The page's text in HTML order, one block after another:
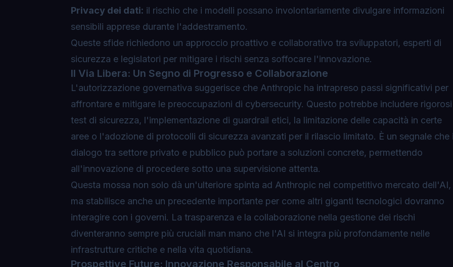
Privacy dei dati: il rischio che i modelli possano involontariamente divulgare informazioni
sensibili apprese durante l'addestramento.
Queste sfide richiedono un approccio proattivo e collaborativo tra sviluppatori, esperti di
sicurezza e legislatori per mitigare i rischi senza soffocare l'innovazione.
Il Via Libera: Un Segno di Progresso e Collaborazione
L'autorizzazione governativa suggerisce che Anthropic ha intrapreso passi significativi per
affrontare e mitigare le preoccupazioni di cybersecurity. Questo potrebbe includere rigorosi
test di sicurezza, l'implementazione di guardrail etici, la limitazione delle capacità in certe
aree o l'adozione di protocolli di sicurezza avanzati per il rilascio limitato. È un segnale che
dialogo tra settore privato e pubblico può portare a soluzioni concrete, permettendo
all'innovazione di procedere sotto una supervisione attenta.
Questa mossa non solo dà un'ulteriore spinta ad Anthropic nel competitivo mercato dell'AI,
ma stabilisce anche un precedente importante per come altri giganti tecnologici dovranno
interagire con i governi. La trasparenza e la collaborazione nella gestione dei rischi
diventeranno sempre più cruciali man mano che l'AI si integra più profondamente nelle
infrastrutture critiche e nella vita quotidiana.
Prospettive Future: Innovazione Responsabile al Centro